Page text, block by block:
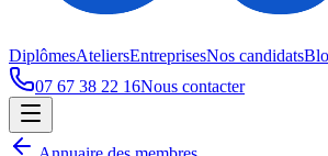
DiplômesAteliersEntreprisesNos candidats
07 67 38 22 16Nous contacter